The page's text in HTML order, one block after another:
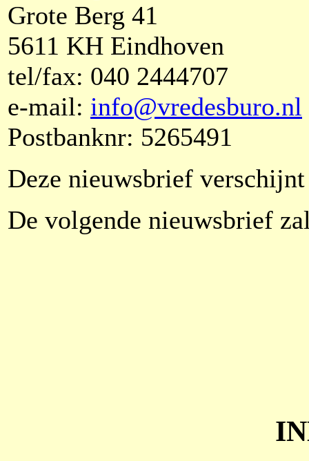
Grote Berg 41
5611 KH Eindhoven
tel/fax: 040 2444707
e-mail: info@vredesburo.nl
Postbanknr: 5265491
Deze nieuwsbrief
De volgende nieuwsbrief